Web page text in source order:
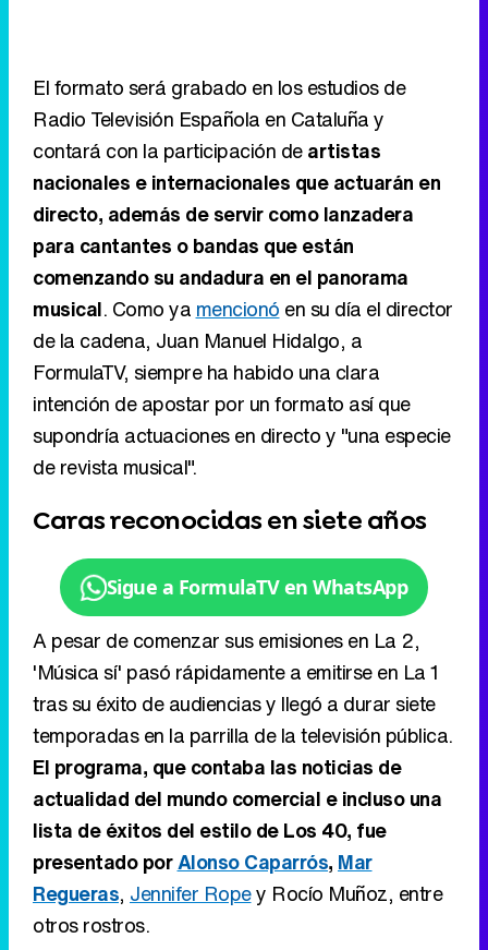
El formato será grabado en los estudios de
Radio Televisión Española en Cataluña y
contará con la participación deartistas
nacionales e internacionales que actuarán en
directo, además de servir como lanzadera
para cantantes o bandas que están
comenzando su andadura en el panorama
musical. Como ya mencionó en su día el director
de la cadena, Juan Manuel Hidalgo, a
FormulaTV, siempre ha habido una clara
intención de apostar por un formato así que
supondría actuaciones en directo y "una especie
de revista musical".
Caras reconocidas en siete años
Sigue a FormulaTV en WhatsApp
A pesar de comenzar sus emisiones en La 2,
'Música sí' pasó rápidamente a emitirse en La 1
tras su éxito de audiencias y llegó a durar siete
temporadas en la parrilla de la televisión pública.
El programa, que contaba las noticias de
actualidad del mundo comercial e incluso una
lista de éxitos del estilo de Los 40, fue
presentado porAlonso Caparrós, Mar
Regueras, Jennifer Ropey Rocío Muñoz, entre
otros rostros.